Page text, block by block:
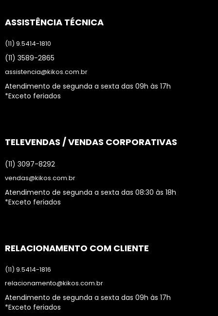
ASSISTÊNCIA TÉCNICA
(11) 9.5414-1810
(11) 3589-2865
assistencia@kikos.com.br
Atendimento de segunda a sexta das 09h às 17h
*Exceto feriados
TELEVENDAS / VENDAS CORPORATIVAS
(11) 3097-8292
vendas@kikos.com.br
Atendimento de segunda a sexta das 08:30 às 18h
*Exceto feriados
RELACIONAMENTO COM CLIENTE
(11) 9.5414-1816
relacionamento@kikos.com.br
Atendimento de segunda a sexta das 09h às 17h
*Exceto feriados